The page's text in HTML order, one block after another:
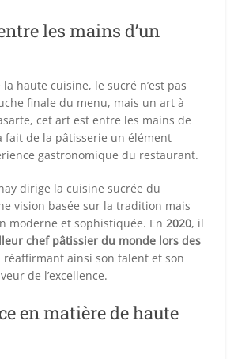
les mains d’un
haute cuisine, le sucré n’est pas
finale du menu, mais un art à
cet art est entre les mains de
fait de la pâtisserie un élément
gastronomique du restaurant.
dirige la cuisine sucrée du
vision basée sur la tradition mais
moderne et sophistiquée. En2020, il
chef pâtissier du monde lors des
réaffirmant ainsi son talent et son
de l’excellence.
en matière de haute